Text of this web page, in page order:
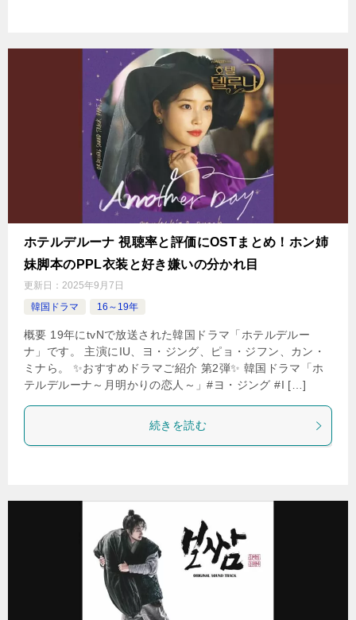
ホテルデルーナ 視聴率と評価にOSTまとめ！ホン姉
妹脚本のPPL衣装と好き嫌いの分かれ目
更新日： 2025年9月7日
韓国ドラマ
16～19年
概要 19年にtvNで放送された韓国ドラマ「ホテルデルー
ナ」です。 主演にIU、ヨ・ジング、ピョ・ジフン、カン・
ミナら。 ✨おすすめドラマご紹介 第2弾✨ 韓国ドラマ「ホ
テルデルーナ～月明かりの恋人～」#ヨ・ジング #I […]
続きを読む